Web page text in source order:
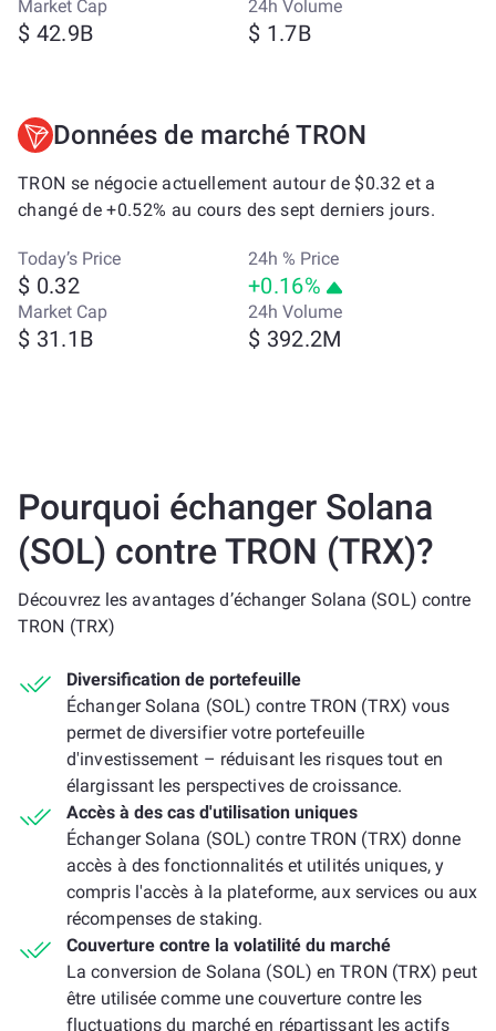
Market Cap
$ 42.9B
24h Volume
$ 1.7B
Données de marché TRON
TRON se négocie actuellement autour de $0.32 et a
changé de +0.52% au cours des sept derniers jours.
Today’s Price
$ 0.32
24h % Price
+0.16%
Market Cap
$ 31.1B
24h Volume
$ 392.2M
Pourquoi échanger Solana
(SOL) contre TRON (TRX)?
Découvrez les avantages d’échanger Solana (SOL) contre
TRON (TRX)
Diversification de portefeuille
Échanger Solana (SOL) contre TRON (TRX) vous
permet de diversifier votre portefeuille
d'investissement – réduisant les risques tout en
élargissant les perspectives de croissance.
Accès à des cas d'utilisation uniques
Échanger Solana (SOL) contre TRON (TRX) donne
accès à des fonctionnalités et utilités uniques, y
compris l'accès à la plateforme, aux services ou aux
récompenses de staking.
Couverture contre la volatilité du marché
La conversion de Solana (SOL) en TRON (TRX) peut
être utilisée comme une couverture contre les
fluctuations du marché en répartissant les actifs